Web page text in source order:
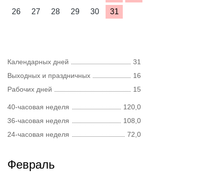
26
27 28 29 30 31
Календарных дней
31
Выходных и праздничных
16
Рабочих дней
15
40-часовая неделя
120,0
36-часовая неделя
108,0
24-часовая неделя
72,0
Февраль